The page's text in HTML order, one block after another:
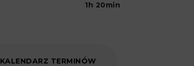
1h 20min
KALENDARZ TERMINÓW